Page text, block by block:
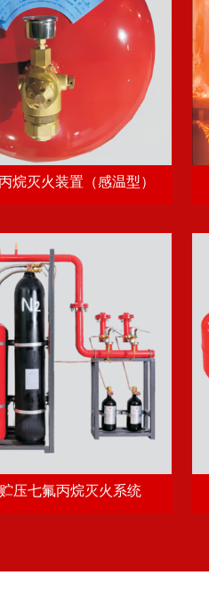
烷灭火装置（感温型）
压七氟丙烷灭火系统